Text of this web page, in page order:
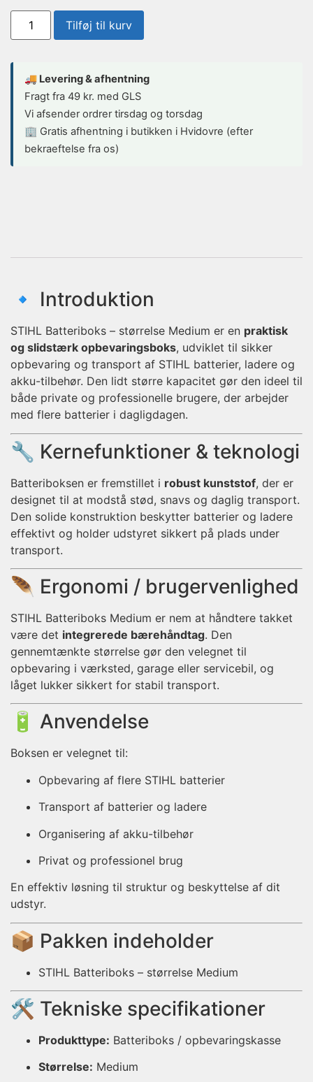
Tilføj til kurv
🚚 Levering & afhentning
Fragt fra 49 kr. med GLS
Vi afsender ordrer tirsdag og torsdag
🏢 Gratis afhentning i butikken i Hvidovre (efter
bekraeftelse fra os)
🔹 Introduktion
STIHL Batteriboks – størrelse Medium er en praktisk
og slidstærk opbevaringsboks, udviklet til sikker
opbevaring og transport af STIHL batterier, ladere og
akku-tilbehør. Den lidt større kapacitet gør den ideel til
både private og professionelle brugere, der arbejder
med flere batterier i dagligdagen.
🔧 Kernefunktioner & teknologi
Batteriboksen er fremstillet i robust kunststof, der er
designet til at modstå stød, snavs og daglig transport.
Den solide konstruktion beskytter batterier og ladere
effektivt og holder udstyret sikkert på plads under
transport.
🪶 Ergonomi / brugervenlighed
STIHL Batteriboks Medium er nem at håndtere takket
være det integrerede bærehåndtag. Den
gennemtænkte størrelse gør den velegnet til
opbevaring i værksted, garage eller servicebil, og
låget lukker sikkert for stabil transport.
🔋 Anvendelse
Boksen er velegnet til:
Opbevaring af flere STIHL batterier
Transport af batterier og ladere
Organisering af akku-tilbehør
Privat og professionel brug
En effektiv løsning til struktur og beskyttelse af dit
udstyr.
📦 Pakken indeholder
STIHL Batteriboks – størrelse Medium
🛠️ Tekniske specifikationer
Produkttype: Batteriboks / opbevaringskasse
Størrelse: Medium